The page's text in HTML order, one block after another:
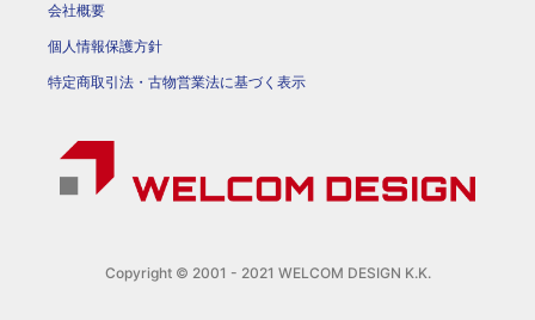
会社概要
個人情報保護方針
特定商取引法・古物営業法に基づく表示
Copyright © 2001 - 2021 WELCOM DESIGN K.K.